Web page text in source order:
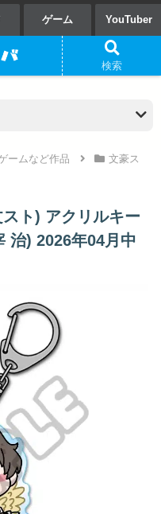
ゲーム YouTuber
ームなど作品
文豪ス
ト) アクリルキー
治) 2026年04月中
検索